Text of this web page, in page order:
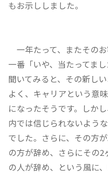
もお示ししました。
一年たって、またその
一番「いや、当たってま
聞いてみると、その新し
よく、キャリアという意
になったそうです。しか
内では信じられないよう
でした。さらに、その方
の方が辞め、さらにその
の人が辞め、という風に